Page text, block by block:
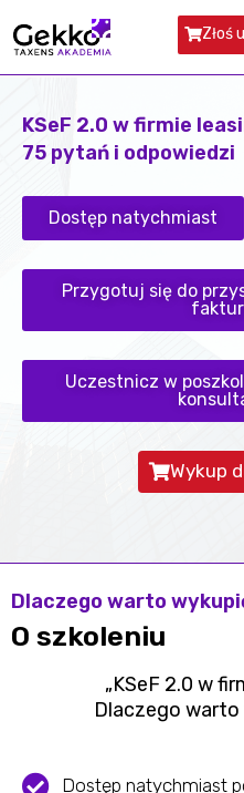
Złoś
KSeF 2.0 w firmie
75 pytań i odpowiedzi
Dostęp natychmiast
Przygotuj się do
Uczestnicz w
Wykup
Dlaczego warto
O szkoleniu
„KSeF 2.0 w
Dlaczego
Dostęp natychmiast